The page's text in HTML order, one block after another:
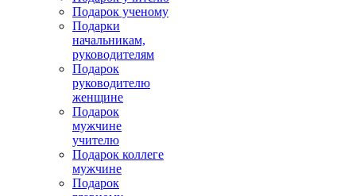
Подарок ученому
Подарки
начальникам,
руководителям
Подарок
руководителю
женщине
Подарок
мужчине
учителю
Подарок коллеге
мужчине
Подарок